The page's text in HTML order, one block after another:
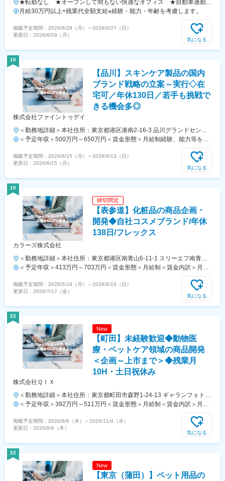
★転勤なし ★オープンして間もない快適なオフィス ★自動車通勤
OK大阪府大阪市生野区巽南5丁目8番11号 ・JR｢平野｣駅より徒歩7分・
大阪メトロ「南巽」駅より徒歩10分※受動喫煙対策：屋内禁煙（屋外喫
煙場所あり）
月給30万円以上+残業代全額支給※経験・能力・年齢を考慮します。
掲載予定期間： 2026/6/29（月） ～2026/9/27（日）
更新日： 2026/6/29（月）
気になる
10
【品川】スキンケア製品の国内
ブランド戦略の立案～実行◇在
宅可／年休130日／若手も挑戦で
きる機会多◎
株式会社ファイントゥデイ
＜勤務地詳細＞本社住所：東京都港区港南2-16-3 品川グランドセント
ラルタワー18F受動喫煙対策：屋内全面禁煙変更の範囲：会社の定める
＜予定年収＞500万円～650万円＜賃金形態＞月給制経験、能力等を考
慮し、規定により優遇いたします。＜賃金内訳＞月額（基本給）：
277,000円～361,000円＜月給＞277,000円～361,000円＜昇給有無＞有
＜残業手当＞有＜給与補足＞賞与含む、残業代別途支給賃金はあくまで
掲載予定期間： 2026/6/15（月） ～2026/9/13（日）
更新日： 2026/6/15（月）
気になる
10
締切間近
【表参道】化粧品の商品企画・
開発◆自社コスメブランド/年休
138日/フレックス
カラーズ株式会社
＜勤務地詳細＞本社住所：東京都港区南青山6-11-1 スリーエフ南青山
ビル8F勤務地最寄駅：各線／表参道駅受動喫煙対策：屋内全面禁煙変
＜予定年収＞413万円～703万円＜賃金形態＞月給制＜賃金内訳＞月額
（基本給）：236,000円～402,060円固定残業手当/月：34,000円～
57,940円（固定残業時間20時間0分/月）超過した時間外労働の残業手
当は追加支給＜月給＞270,000円～460,000円（一律手当を含む）＜昇
て上下する可能性があります。月給(月額)は固定手当を含めた表記で
す。
掲載予定期間： 2026/5/18（月） ～2026/8/16（日）
更新日： 2026/7/17（金）
気になる
22
New
【町田】未経験歓迎◆動物医
療・ペットケア領域の商品開発
＜企画～上市まで＞◆残業月
10H・土日祝休み
株式会社ＱＩＸ
＜勤務地詳細＞本社住所：東京都町田市森野1-24-13 ギャランフォトビ
ル4F受動喫煙対策：屋内喫煙可能場所あり変更の範囲：会社の定める
＜予定年収＞392万円～511万円＜賃金形態＞月給制＜賃金内訳＞月額
（基本給）：242,825円～316,540円固定残業手当/月：37,175円～
48,460円（固定残業時間20時間0分/月）超過した時間外労働の残業手
当は追加支給＜月給＞280,000円～365,000円（一律手当を含む）＜昇
掲載予定期間： 2026/8/6（木） ～2026/11/4（水）
更新日： 2026/8/6（木）
気になる
22
New
【東京（蒲田）】ペット用品の